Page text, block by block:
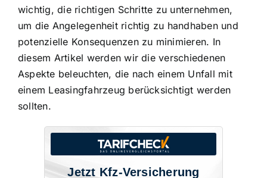
wichtig, die richtigen Schritte zu unternehmen,
um die Angelegenheit richtig zu handhaben und
potenzielle Konsequenzen zu minimieren. In
diesem Artikel werden wir die verschiedenen
Aspekte beleuchten, die nach einem Unfall mit
einem Leasingfahrzeug berücksichtigt werden
sollten.
Jetzt Kfz-Versicherung